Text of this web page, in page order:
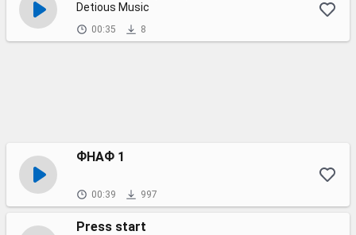
Detious Music
00:35 8
ФНАФ 1
00:39 997
Press start